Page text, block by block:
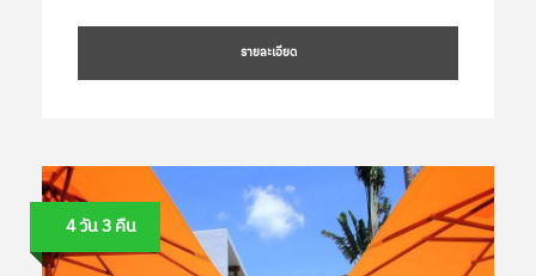
รายละเอียด
4 วัน 3 คืน